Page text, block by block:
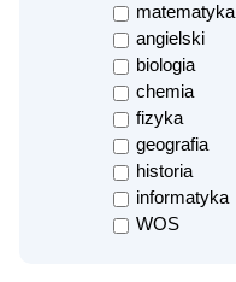
matematyka
angielski
biologia
chemia
fizyka
geografia
historia
informatyka
WOS